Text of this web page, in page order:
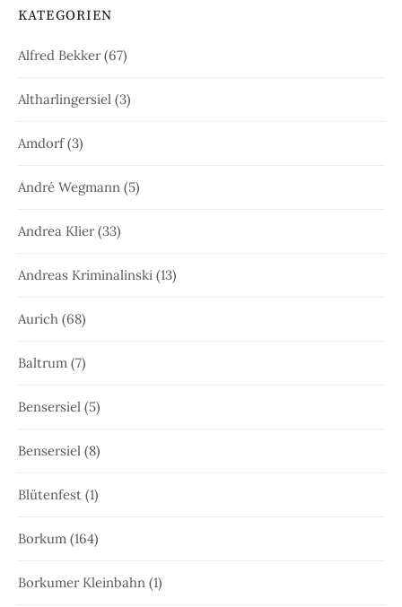
KATEGORIEN
Alfred Bekker(67)
Altharlingersiel (3)
Amdorf(3)
André Wegmann (5)
Andrea Klier(33)
Andreas Kriminalinski (13)
Aurich (68)
Baltrum (7)
Bensersiel (5)
Bensersiel (8)
Blütenfest (1)
Borkum (164)
Borkumer Kleinbahn (1)